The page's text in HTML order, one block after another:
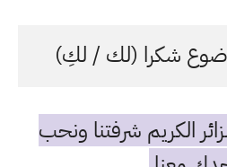
شكرا (لك / لكِ)
الكريم شرفتنا ونحب